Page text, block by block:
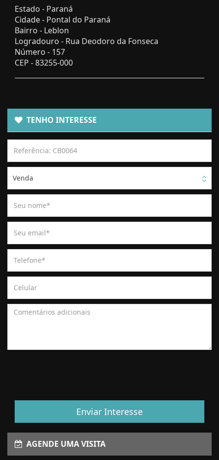
Estado - Paraná
Cidade - Pontal do Paraná
Bairro - Leblon
Logradouro - Rua Deodoro da Fonseca
Número - 157
CEP -83255-000
TENHO INTERESSE
Venda
Enviar Interesse
AGENDE UMA VISITA